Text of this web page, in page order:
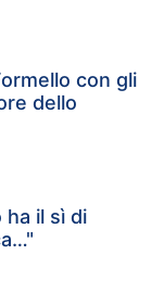
con gli
dello
ha il sì di